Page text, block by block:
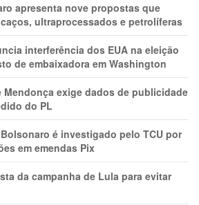
apresenta nove propostas que
ultraprocessados e petrolíferas
interferência dos EUA na eleição
de embaixadora em Washington
Mendonça exige dados de publicidade
do PL
é investigado pelo TCU por
em emendas Pix
da campanha de Lula para evitar